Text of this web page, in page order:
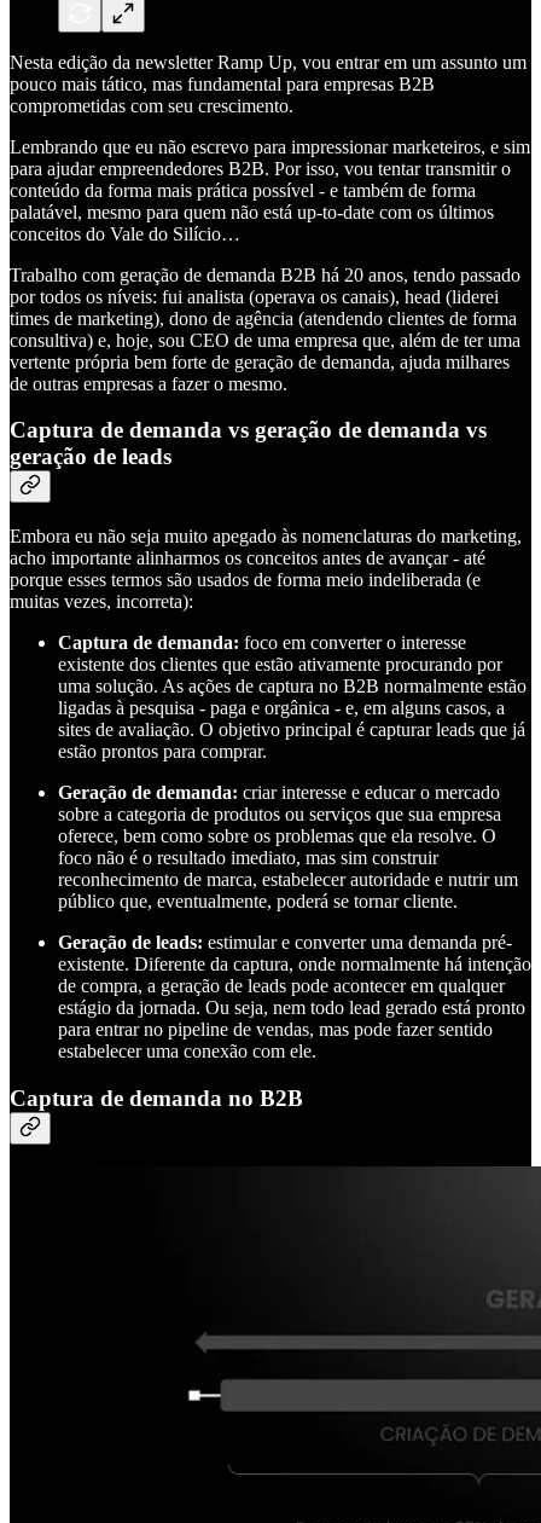
Nesta edição da newsletter Ramp Up, vou entrar em um assunto um
pouco mais tático, mas fundamental para empresas B2B
comprometidas com seu crescimento.
Lembrando que eu não escrevo para impressionar marketeiros, e sim
para ajudar empreendedores B2B. Por isso, vou tentar transmitir o
conteúdo da forma mais prática possível - e também de forma
palatável, mesmo para quem não está up-to-date com os últimos
conceitos do Vale do Silício…
Trabalho com geração de demanda B2B há 20 anos, tendo passado
por todos os níveis: fui analista (operava os canais), head (liderei
times de marketing), dono de agência (atendendo clientes de forma
consultiva) e, hoje, sou CEO de uma empresa que, além de ter uma
vertente própria bem forte de geração de demanda, ajuda milhares
de outras empresas a fazer o mesmo.
Captura de demanda vs geração de demanda vs
geração de leads
Embora eu não seja muito apegado às nomenclaturas do marketing,
acho importante alinharmos os conceitos antes de avançar - até
porque esses termos são usados de forma meio indeliberada (e
muitas vezes, incorreta):
Captura de demanda: foco em converter o interesse
existente dos clientes que estão ativamente procurando por
uma solução. As ações de captura no B2B normalmente estão
ligadas à pesquisa - paga e orgânica - e, em alguns casos, a
sites de avaliação. O objetivo principal é capturar leads que já
estão prontos para comprar.
Geração de demanda: criar interesse e educar o mercado
sobre a categoria de produtos ou serviços que sua empresa
oferece, bem como sobre os problemas que ela resolve. O
foco não é o resultado imediato, mas sim construir
reconhecimento de marca, estabelecer autoridade e nutrir um
público que, eventualmente, poderá se tornar cliente.
Geração de leads: estimular e converter uma demanda pré-
existente. Diferente da captura, onde normalmente há intenção
de compra, a geração de leads pode acontecer em qualquer
estágio da jornada. Ou seja, nem todo lead gerado está pronto
para entrar no pipeline de vendas, mas pode fazer sentido
estabelecer uma conexão com ele.
Captura de demanda no B2B